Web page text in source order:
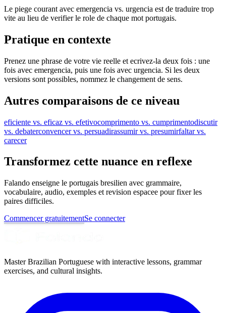
Le piege courant avec emergencia vs. urgencia est de traduire trop
vite au lieu de verifier le role de chaque mot portugais.
Pratique en contexte
Prenez une phrase de votre vie reelle et ecrivez-la deux fois : une
fois avec emergencia, puis une fois avec urgencia. Si les deux
versions sont possibles, nommez le changement de sens.
Autres comparaisons de ce niveau
eficiente vs. eficaz vs. efetivocomprimento vs. cumprimentodiscutir
vs. debaterconvencer vs. persuadirassumir vs. presumirfaltar vs.
carecer
Transformez cette nuance en reflexe
Falando enseigne le portugais bresilien avec grammaire,
vocabulaire, audio, exemples et revision espacee pour fixer les
paires difficiles.
Commencer gratuitementSe connecter
Master Brazilian Portuguese with interactive lessons, grammar
exercises, and cultural insights.